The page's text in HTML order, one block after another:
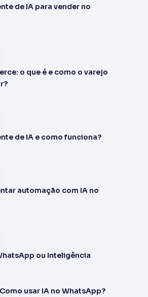
de IA para vender no
o que é e como o varejo
de IA e como funciona?
automação com IA no
ou Inteligência
Como usar IA no WhatsApp?